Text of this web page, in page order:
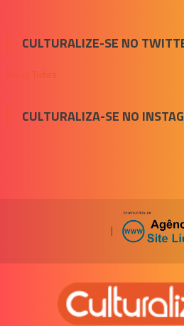
CULTURALIZE-SE NO
Meus Tuítes
CULTURALIZA-SE NO
|